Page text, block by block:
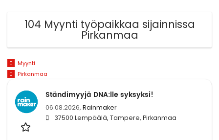
104 Myynti työpaikkaa sijainnissa
Pirkanmaa
Myynti
Pirkanmaa
Ständimyyjä DNA:lle syksyksi!
06.08.2026, Rainmaker
37500 Lempäälä, Tampere, Pirkanmaa